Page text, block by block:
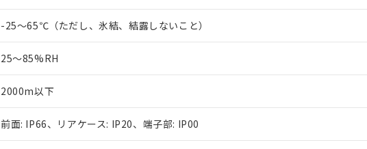
-25～65℃（ただし、氷結、結露しないこと）
25～85%RH
2000m以下
前面: IP66、リアケース: IP20、端子部: IP00